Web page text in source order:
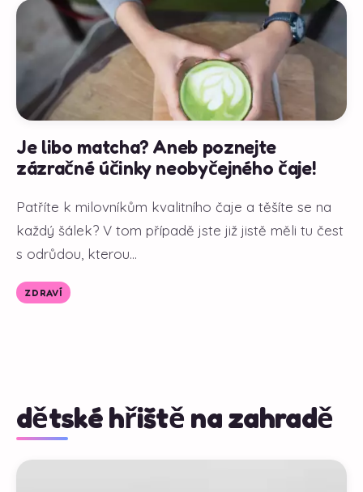
Je libo matcha? Aneb poznejte
zázračné účinky neobyčejného čaje!
Patříte k milovníkům kvalitního čaje a těšíte se na
každý šálek? V tom případě jste již jistě měli tu čest
s odrůdou, kterou...
ZDRAVÍ
dětské hřiště na zahradě